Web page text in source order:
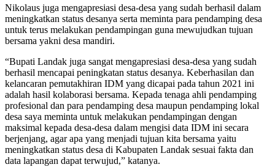
Nikolaus juga mengapresiasi desa-desa yang sudah berhasil dalam
meningkatkan status desanya serta meminta para pendamping desa
untuk terus melakukan pendampingan guna mewujudkan tujuan
bersama yakni desa mandiri.
“Bupati Landak juga sangat mengapresiasi desa-desa yang sudah
berhasil mencapai peningkatan status desanya. Keberhasilan dan
kelancaran pemutakhiran IDM yang dicapai pada tahun 2021 ini
adalah hasil kolaborasi bersama. Kepada tenaga ahli pendamping
profesional dan para pendamping desa maupun pendamping lokal
desa saya meminta untuk melakukan pendampingan dengan
maksimal kepada desa-desa dalam mengisi data IDM ini secara
berjenjang, agar apa yang menjadi tujuan kita bersama yaitu
meningkatkan status desa di Kabupaten Landak sesuai fakta dan
data lapangan dapat terwujud,” katanya.